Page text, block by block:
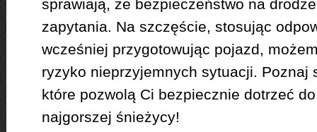
sprawiają, że bezpieczeństwo na
zapytania. Na szczęście, stosując
wcześniej przygotowując pojazd,
ryzyko nieprzyjemnych sytuacji. Poznaj
które pozwolą Ci bezpiecznie dotrzeć
najgorszej śnieżycy!